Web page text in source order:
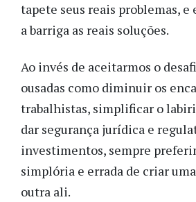
tapete seus reais problemas,
a barriga as reais soluções.
Ao invés de aceitarmos o
ousadas como diminuir os
trabalhistas, simplificar o
dar segurança jurídica e
investimentos, sempre
simplória e errada de criar
outra ali.